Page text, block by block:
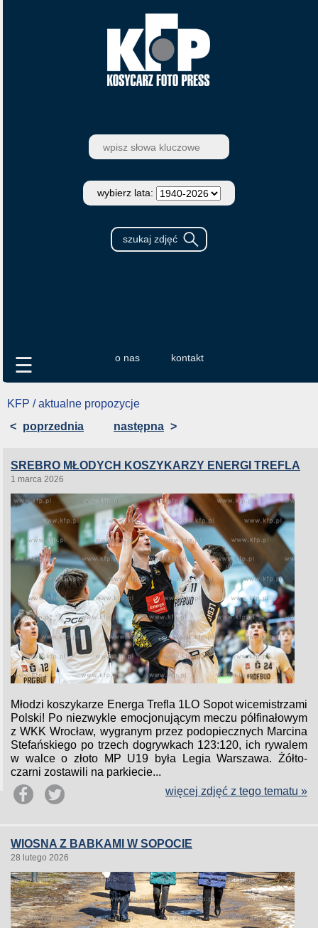
wybierz lata:
o nas kontakt
☰
KFP / aktualne propozycje
< poprzednia następna >
SREBRO MŁODYCH KOSZYKARZY ENERGI TREFLA
1 marca 2026
Młodzi koszykarze Energa Trefla 1LO Sopot wicemistrzami
Polski! Po niezwykle emocjonującym meczu półfinałowym
z WKK Wrocław, wygranym przez podopiecznych Marcina
Stefańskiego po trzech dogrywkach 123:120, ich rywalem
w walce o złoto MP U19 była Legia Warszawa. Żółto-
czarni zostawili na parkiecie...
więcej zdjęć z tego tematu »
WIOSNA Z BABKAMI W SOPOCIE
28 lutego 2026